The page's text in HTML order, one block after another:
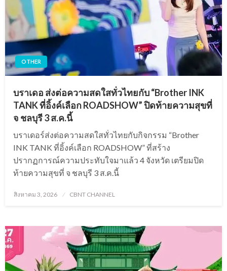
OTHER
บราเดอ ส่งต่อความสดใสทั่วไทยกับ “Brother INK
TANK ที่อิ้งค์เลือก ROADSHOW” ปิดท้ายความสุขที่
จ ชลบุรี 3 ส.ค.นี้
บราเดอร์ส่งต่อความสดใสทั่วไทยกับกิจกรรม “Brother
INK TANK ที่อิ้งค์เลือก ROADSHOW” ที่สร้าง
ปรากฏการณ์ความประทับใจมาแล้ว 4 จังหวัด เตรียมปิด
ท้ายความสุขที่ จ ชลบุรี 3 ส.ค.นี้
Posted
สิงหาคม 3, 2026 CBNT CHANNEL